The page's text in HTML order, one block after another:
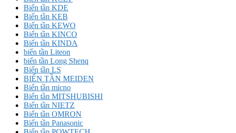
Biến tần KDE
Biến tần KEB
Biến tần KEWO
Biến tần KINCO
Biến tần KINDA
biến tần Liteon
biến tần Long Shenq
Biến tần LS
BIẾN TẦN MEIDEN
Biến tần micno
Biến tần MITSHUBISHI
Biến tần NIETZ
Biến tần OMRON
Biến tần Panasonic